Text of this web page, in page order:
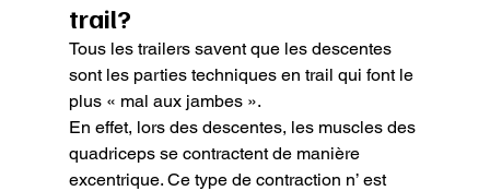
trail?
Tous les trailers savent que les descentes
sont les parties techniques en trail qui font le
plus « mal aux jambes ».
En effet, lors des descentes, les muscles des
quadriceps se contractent de manière
excentrique. Ce type de contraction n’ est